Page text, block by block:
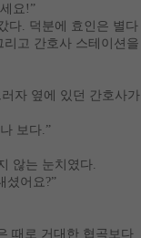
요 !”
다. 덕분에 효인은 별다
리고 간호사 스테이션을
러자 옆에 있던 간호사가
보다.”
않는 눈치였다.
셨어요 ?”
때로 거대한 협곡보다